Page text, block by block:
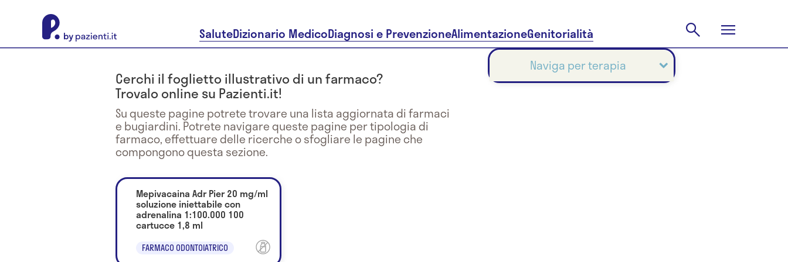
SaluteDizionario MedicoDiagnosi e PrevenzioneAlimentazioneGenitorialità
Cerchi il foglietto illustrativo di un farmaco?
Trovalo online su Pazienti.it!
Su queste pagine potrete trovare una lista aggiornata di farmaci
e bugiardini. Potrete navigare queste pagine per tipologia di
farmaco, effettuare delle ricerche o sfogliare le pagine che
compongono questa sezione.
Mepivacaina Adr Pier 20 mg/ml
soluzione iniettabile con
adrenalina 1:100.000 100
cartucce 1,8 ml
FARMACO ODONTOIATRICO
Naviga per terapia